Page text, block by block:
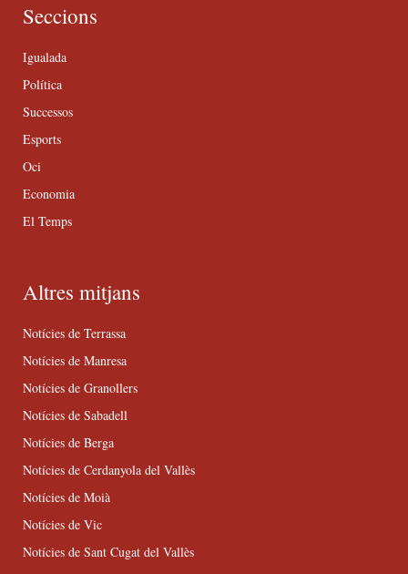
Seccions
Igualada
Política
Successos
Esports
Oci
Economia
El Temps
Altres mitjans
Notícies de Terrassa
Notícies de Manresa
Notícies de Granollers
Notícies de Sabadell
Notícies de Berga
Notícies de Cerdanyola del Vallès
Notícies de Moià
Notícies de Vic
Notícies de Sant Cugat del Vallès